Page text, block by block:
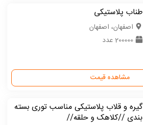
طناب پلاستیکی
اصفهان، اصفهان
200000 عدد
مشاهده قیمت
گیره و قلاب پلاستیکی مناسب توری بسته
بندی //کلاهک و حلقه//